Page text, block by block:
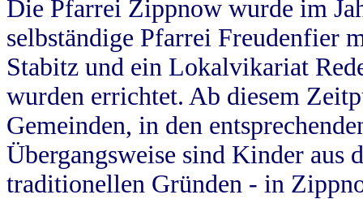
Die Pfarrei Zippnow wurde im
selbständige Pfarrei Freudenfier
Stabitz und ein Lokalvikariat
wurden errichtet. Ab diesem
Gemeinden, in den
Übergangsweise sind Kinder aus
traditionellen Gründen - in